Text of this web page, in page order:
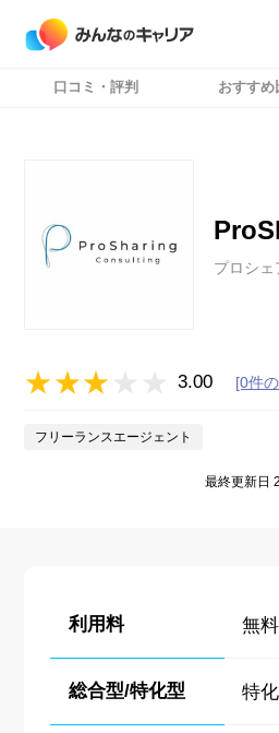
口コミ・評判 おすすめ
プロシ
3.00 [0件
フリーランスエージェント
最終更新日
利用料 無料
総合型/特化型 特